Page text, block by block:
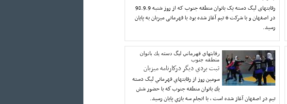
رقابتهای لیگ دسته یک بانوان منطقه جنوب که از روز شنبه 98.9.9
در اصفهان و با شرکت 6 تیم آغاز شده بود با قهرمانی میزبان به پایان
رسید.
رقابتهاي قهرماني ليگ دسته يك بانوان
منطقه جنوب
ثبت بردي ديگر دركارنامه ميزبان
سومين روز از رقابتهاي قهرماني ليگ دسته
يك بانوان منطقه جنوب كه با حضور شش
تيم در اصفهان آغاز شده است ، با انجام سه بازي پايان رسيد.